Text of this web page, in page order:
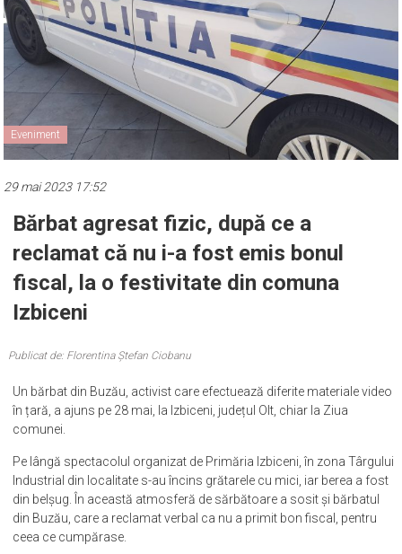
Eveniment
29 mai 2023 17:52
Bărbat agresat fizic, după ce a
reclamat că nu i-a fost emis bonul
fiscal, la o festivitate din comuna
Izbiceni
Publicat de: Florentina Ștefan Ciobanu
Un bărbat din Buzău, activist care efectuează diferite materiale video
în țară, a ajuns pe 28 mai, la Izbiceni, județul Olt, chiar la Ziua
comunei.
Pe lângă spectacolul organizat de Primăria Izbiceni, în zona Târgului
Industrial din localitate s-au încins grătarele cu mici, iar berea a fost
din belșug. În această atmosferă de sărbătoare a sosit și bărbatul
din Buzău, care a reclamat verbal ca nu a primit bon fiscal, pentru
ceea ce cumpărase.